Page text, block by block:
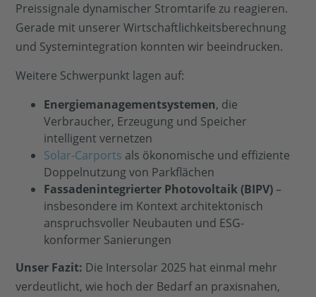
Preissignale dynamischer Stromtarife zu reagieren.
Gerade mit unserer Wirtschaftlichkeitsberechnung
und Systemintegration konnten wir beeindrucken.
Weitere Schwerpunkt lagen auf:
Energiemanagementsystemen, die
Verbraucher, Erzeugung und Speicher
intelligent vernetzen
Solar-Carports als ökonomische und effiziente
Doppelnutzung von Parkflächen
Fassadenintegrierter Photovoltaik (BIPV)–
insbesondere im Kontext architektonisch
anspruchsvoller Neubauten und ESG-
konformer Sanierungen
Unser Fazit: Die Intersolar 2025 hat einmal mehr
verdeutlicht, wie hoch der Bedarf an praxisnahen,